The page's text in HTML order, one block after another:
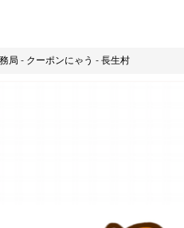
局 - クーポンにゃう - 長生村